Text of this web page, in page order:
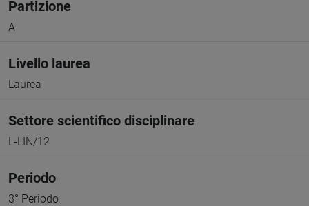
Partizione
A
Livello laurea
Laurea
Settore scientifico disciplinare
L-LIN/12
Periodo
3° Periodo